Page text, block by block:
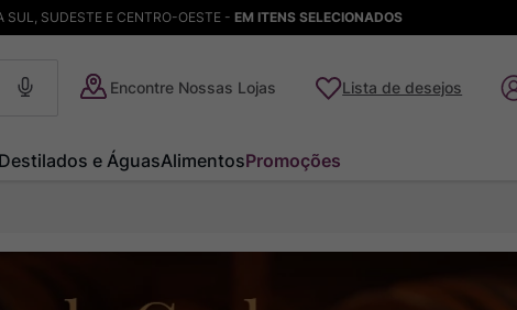
SUDESTE E CENTRO-OESTE - EM ITENS SELECIONADOS
Encontre Nossas Lojas Lista de desejos
Destilados e ÁguasAlimentosPromoções